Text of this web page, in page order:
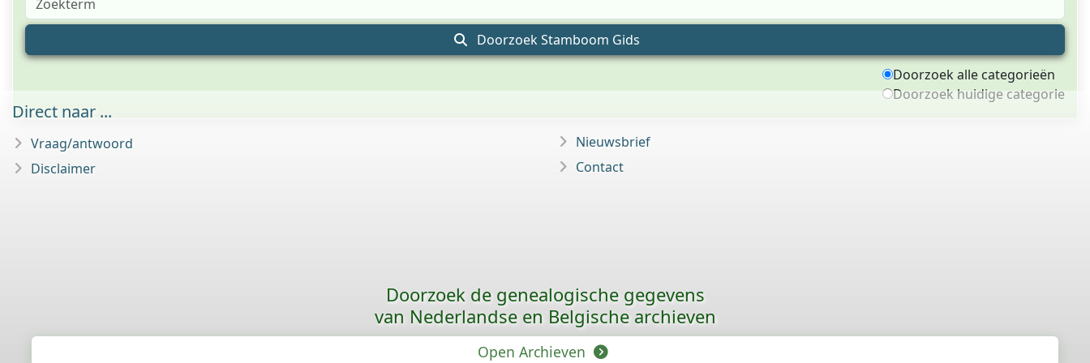
Doorzoek Stamboom Gids
Doorzoek alle categorieën
Doorzoek huidige categorie
Direct naar ...
Vraag/antwoord
Disclaimer
Nieuwsbrief
Contact
Doorzoek de genealogische gegevens
van Nederlandse en Belgische archieven
Open Archieven